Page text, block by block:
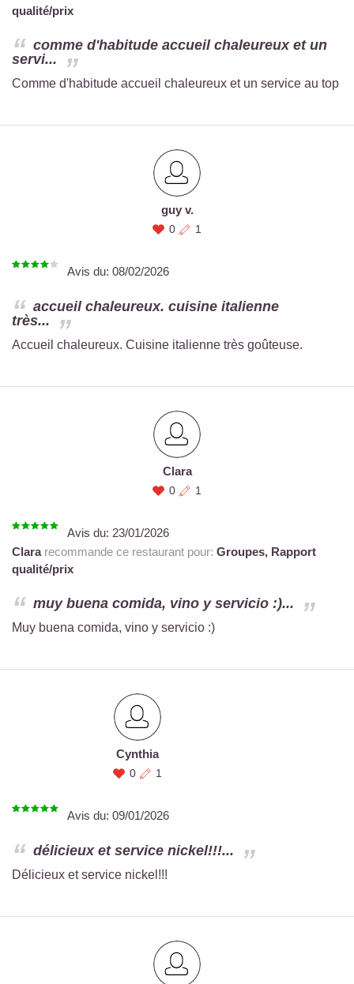
qualité/prix
comme d'habitude accueil chaleureux et un
servi...
Comme d'habitude accueil chaleureux et un service au top
guy v.
0 1
Avis du: 08/02/2026
accueil chaleureux. cuisine italienne
très...
Accueil chaleureux. Cuisine italienne très goûteuse.
Clara
0 1
Avis du: 23/01/2026
Clararecommande ce restaurant pour: Groupes, Rapport
qualité/prix
muy buena comida, vino y servicio :)...
Muy buena comida, vino y servicio :)
Cynthia
0 1
Avis du: 09/01/2026
délicieux et service nickel!!!...
Délicieux et service nickel!!!